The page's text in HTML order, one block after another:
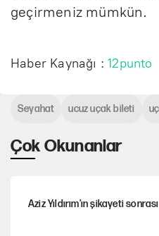
geçirmeniz mümkün.
Haber Kaynağı :12punto
Çok Okunanlar
Aziz Yıldırım’ın şikayeti
Seyahat ucuz uçak bileti